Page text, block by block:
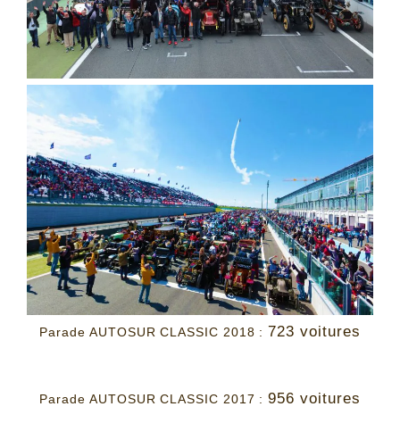
Parade AUTOSUR CLASSIC 2018 :723 voitures
Parade AUTOSUR CLASSIC 2017 :956 voitures